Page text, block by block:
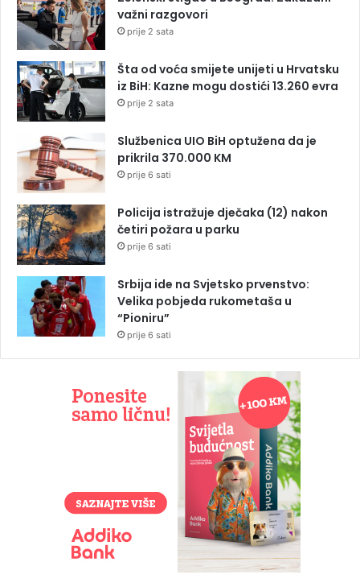
važni razgovori
prije 2 sata
Šta od voća smijete unijeti u Hrvatsku
iz BiH: Kazne mogu dostići 13.260 evra
prije 2 sata
Službenica UIO BiH optužena da je
prikrila 370.000 KM
prije 6 sati
Policija istražuje dječaka (12) nakon
četiri požara u parku
prije 6 sati
Srbija ide na Svjetsko prvenstvo:
Velika pobjeda rukometaša u
“Pioniru”
prije 6 sati